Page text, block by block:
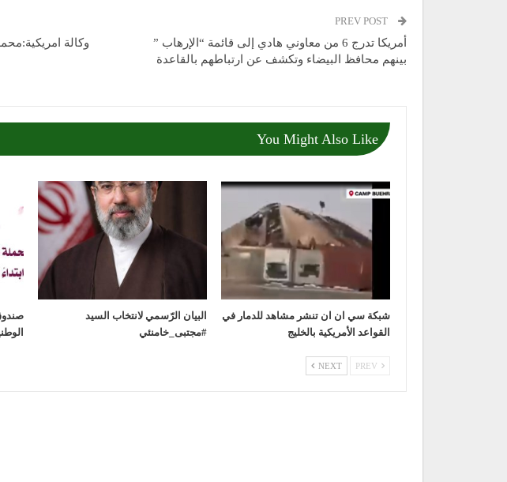
أمريكا تدرج 6 من معاوني هادي إلى قائمة “الإرهاب ”
بينهم محافظ البيضاء وتكشف عن ارتباطهم بالقاعدة
وكالة
You Might Also Like
شبكة سي ان ان تنشر مشاهد للدمار في
القواعد الأمريكية بالخليج
‏البيان الرّسمي لانتخاب السيد
‎#مجتبى_خامنئي
NEXT